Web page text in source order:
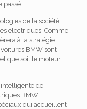
passé.
de la société
électriques. Comme
à la stratégie
BMW sont
que soit le moteur
de
BMW
qui accueillent